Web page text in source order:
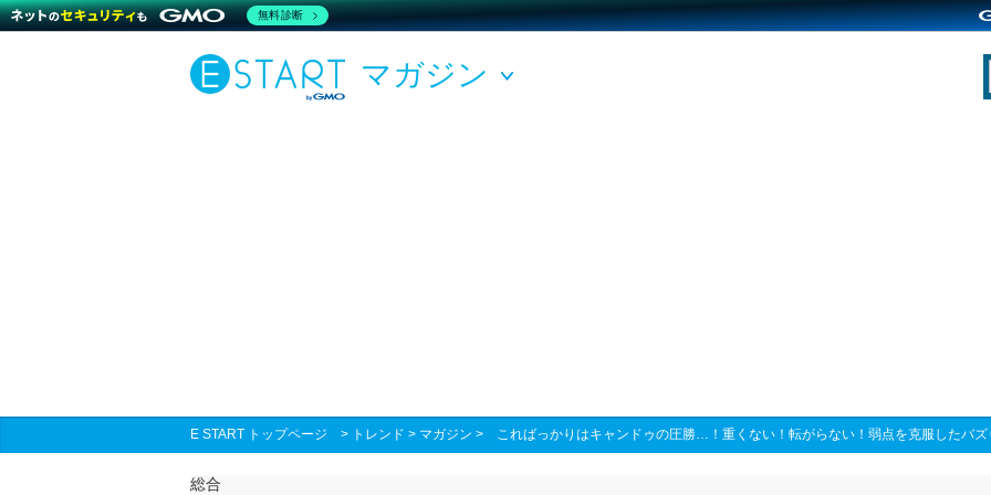
マガジン
E START トップページ > トレンド > マガジン > こればっかりはキャンドゥの圧勝…！重くない！転がらない！弱点を克服したバズ
総合
無料診断